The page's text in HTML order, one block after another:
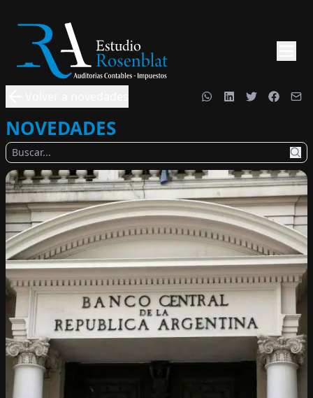
NOVEDADES